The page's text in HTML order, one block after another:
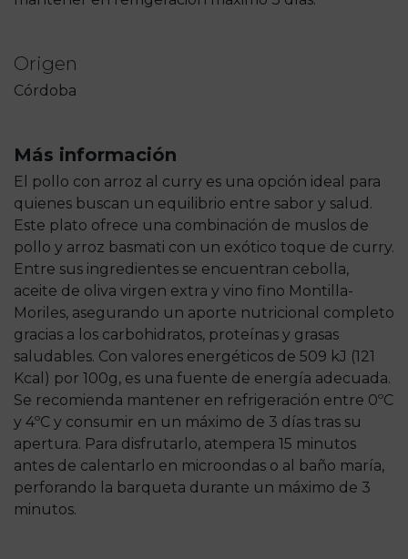
Origen
Córdoba
Más información
El pollo con arroz al curry es una opción ideal para
quienes buscan un equilibrio entre sabor y salud.
Este plato ofrece una combinación de muslos de
pollo y arroz basmati con un exótico toque de curry.
Entre sus ingredientes se encuentran cebolla,
aceite de oliva virgen extra y vino fino Montilla-
Moriles, asegurando un aporte nutricional completo
gracias a los carbohidratos, proteínas y grasas
saludables. Con valores energéticos de 509 kJ (121
Kcal) por 100g, es una fuente de energía adecuada.
Se recomienda mantener en refrigeración entre 0ºC
y 4ºC y consumir en un máximo de 3 días tras su
apertura. Para disfrutarlo, atempera 15 minutos
antes de calentarlo en microondas o al baño maría,
perforando la barqueta durante un máximo de 3
minutos.